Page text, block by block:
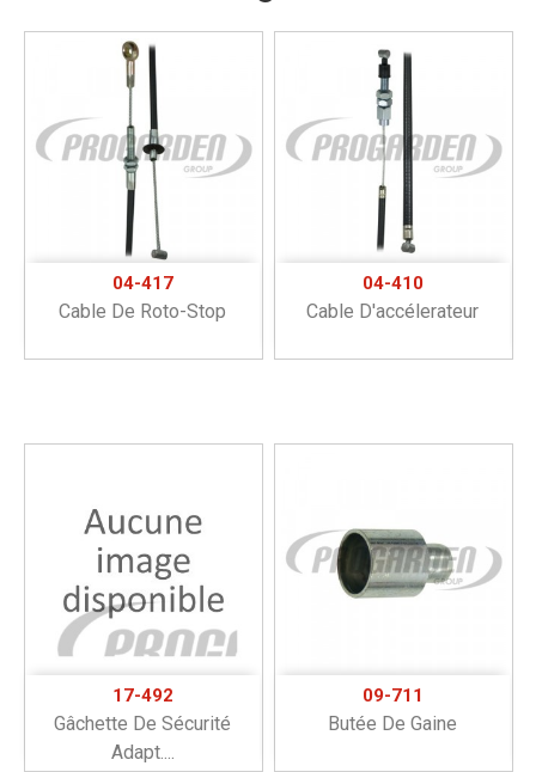
04-417
Cable De Roto-Stop
04-410
Cable D'accélerateur
17-492
Gâchette De Sécurité
Adapt....
09-711
Butée De Gaine